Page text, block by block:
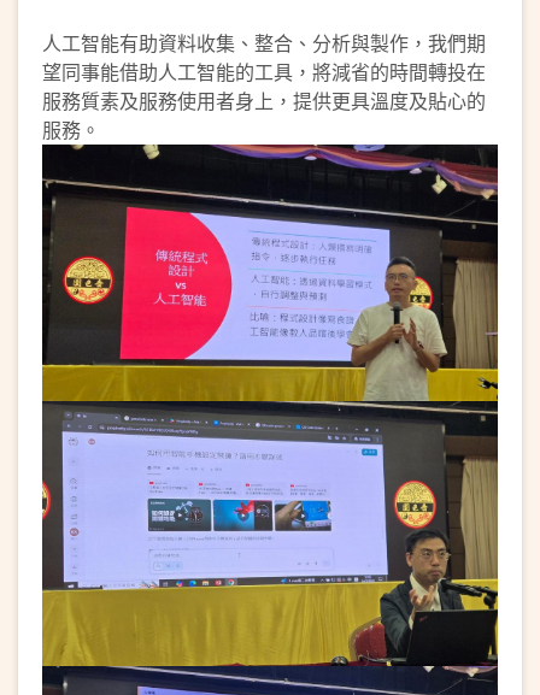
人工智能有助資料收集、整合、分析與製作，我們期
望同事能借助人工智能的工具，將減省的時間轉投在
服務質素及服務使用者身上，提供更具溫度及貼心的
服務。